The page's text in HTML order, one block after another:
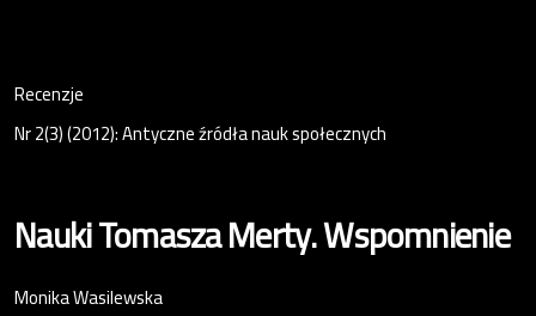
Recenzje
Nr 2(3) (2012): Antyczne źródła nauk społecznych
Nauki Tomasza Merty. Wspomnienie
Monika Wasilewska